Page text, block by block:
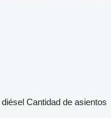
diésel Cantidad de asientos